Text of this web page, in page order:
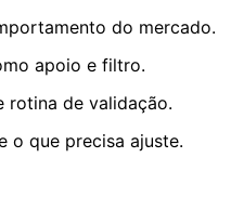
do mercado.
apoio e filtro.
rotina de validação.
o que precisa ajuste.